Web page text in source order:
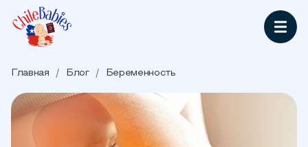
Главная / Блог / Беременность